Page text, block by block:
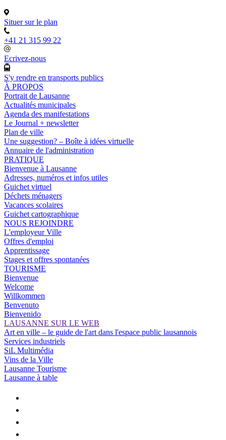
Situer sur le plan
+41 21 315 99 22
Ecrivez-nous
S'y rendre en transports publics
À PROPOS
Portrait de Lausanne
Actualités municipales
Agenda des manifestations
Le Journal + newsletter
Plan de ville
Une suggestion? – Boîte à idées virtuelle
Annuaire de l'administration
PRATIQUE
Bienvenue à Lausanne
Adresses, numéros et infos utiles
Guichet virtuel
Déchets ménagers
Vacances scolaires
Guichet cartographique
NOUS REJOINDRE
L'employeur Ville
Offres d'emploi
Apprentissage
Stages et offres spontanées
TOURISME
Bienvenue
Welcome
Willkommen
Benvenuto
Bienvenido
LAUSANNE SUR LE WEB
Art en ville – le guide de l'art dans l'espace public lausannois
Services industriels
SiL Multimédia
Vins de la Ville
Lausanne Tourisme
Lausanne à table